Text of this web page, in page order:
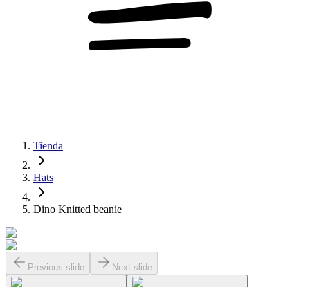
Tienda
Hats
Dino Knitted beanie
Previous slide Next slide